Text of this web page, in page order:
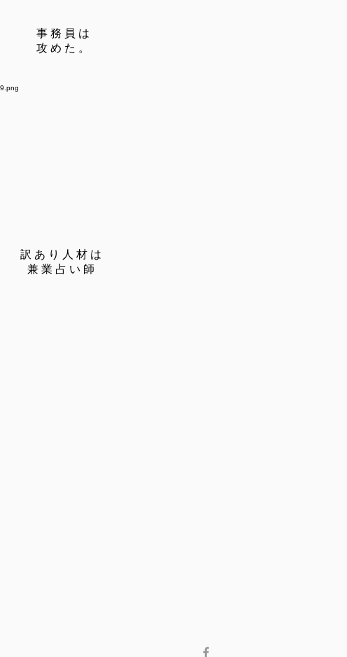
事務員は
攻めた。
訳あり人材は
兼業占い師